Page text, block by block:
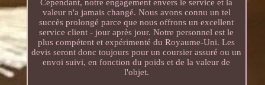
Cependant, notre engagement envers le service et la
valeur n'a jamais changé. Nous avons connu un tel
succès prolongé parce que nous offrons un excellent
service client - jour après jour. Notre personnel est le
plus compétent et expérimenté du Royaume-Uni. Les
devis seront donc toujours pour un coursier assuré ou un
envoi suivi, en fonction du poids et de la valeur de
l'objet.